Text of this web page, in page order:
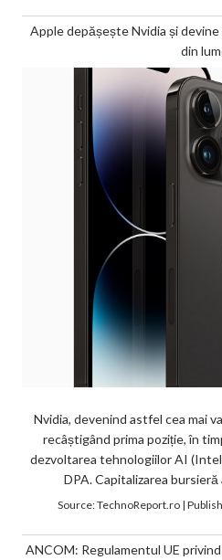
Apple depășește Nvidia și devine
din
Nvidia, devenind astfel cea mai
recâștigând prima poziție, în
dezvoltarea tehnologiilor AI
DPA. Capitalizarea bursieră
Source:TechnoReport.ro|
ANCOM: Regulamentul UE